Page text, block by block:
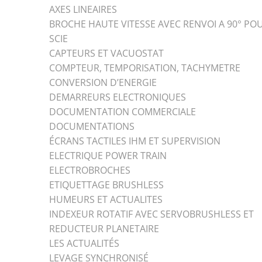
AXES LINEAIRES
BROCHE HAUTE VITESSE AVEC RENVOI A 90°
SCIE
CAPTEURS ET VACUOSTAT
COMPTEUR, TEMPORISATION, TACHYMETRE
CONVERSION D’ENERGIE
DEMARREURS ELECTRONIQUES
DOCUMENTATION COMMERCIALE
DOCUMENTATIONS
ÉCRANS TACTILES IHM ET SUPERVISION
ELECTRIQUE POWER TRAIN
ELECTROBROCHES
ETIQUETTAGE BRUSHLESS
HUMEURS ET ACTUALITES
INDEXEUR ROTATIF AVEC SERVOBRUSHLESS ET
REDUCTEUR PLANETAIRE
LES ACTUALITÉS
LEVAGE SYNCHRONISÉ